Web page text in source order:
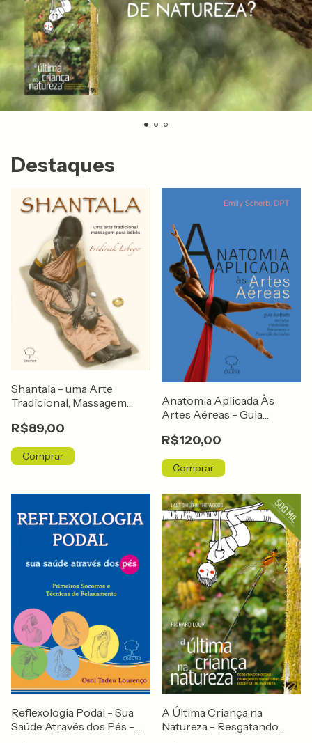
Destaques
Shantala - uma Arte
Tradicional, Massagem
R$89,00
Anatomia Aplicada Às
Artes Aéreas - Guia
Flexibilidade, Treinamento
e Prevenção de Lesões
R$120,00
Reflexologia Podal - Sua
Saúde Através dos Pés -
A Última Criança na
Natureza - Resgatando